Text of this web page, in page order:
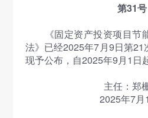
第31号
《固定资产投资项目节
法》已经2025年7月9日第21
现予公布，自2025年9月1日
主任：郑
2025年7月